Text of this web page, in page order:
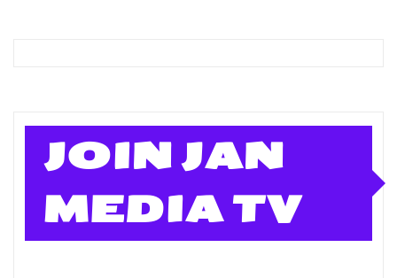
JOIN JAN
MEDIA TV